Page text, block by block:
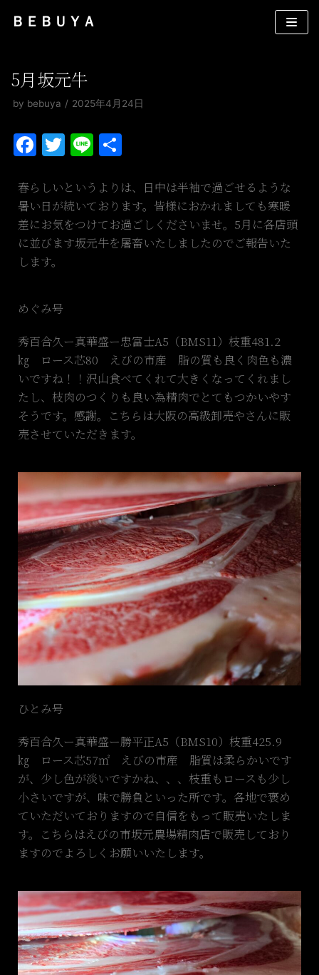
コ
ン
ツ
へ
キ
プ
ＢＥＢＵＹＡ
5月坂元牛
by bebuya 2025年4月24日
F
c
e
b
o
k
T
itt
er
Li
e
春らしいというよりは、日中は半袖で過ごせるような
暑い日が続いております。皆様におかれましても寒暖
差にお気をつけてお過ごしくださいませ。5月に各店頭
に並びます坂元牛を屠畜いたしましたのでご報告いた
します。
めぐみ号
秀百合久ー真華盛ー忠富士A5（BMS11）枝重481.2
㎏ ロース芯80 えびの市産 脂の質も良く肉色も濃
いですね！！沢山食べてくれて大きくなってくれまし
たし、枝肉のつくりも良い為精肉でとてもつかいやす
そうです。感謝。こちらは大阪の高級卸売やさんに販
売させていただきます。
ひとみ号
秀百合久ー真華盛ー勝平正A5（BMS10）枝重425.9
㎏ ロース芯57㎡ えびの市産 脂質は柔らかいです
が、少し色が淡いですかね、、、枝重もロースも少し
小さいですが、味で勝負といった所です。各地で褒め
ていただいておりますので自信をもって販売いたしま
す。こちらはえびの市坂元農場精肉店で販売しており
ますのでよろしくお願いいたします。